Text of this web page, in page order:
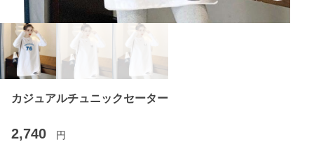
カジュアルチュニックセーター
2,740 円